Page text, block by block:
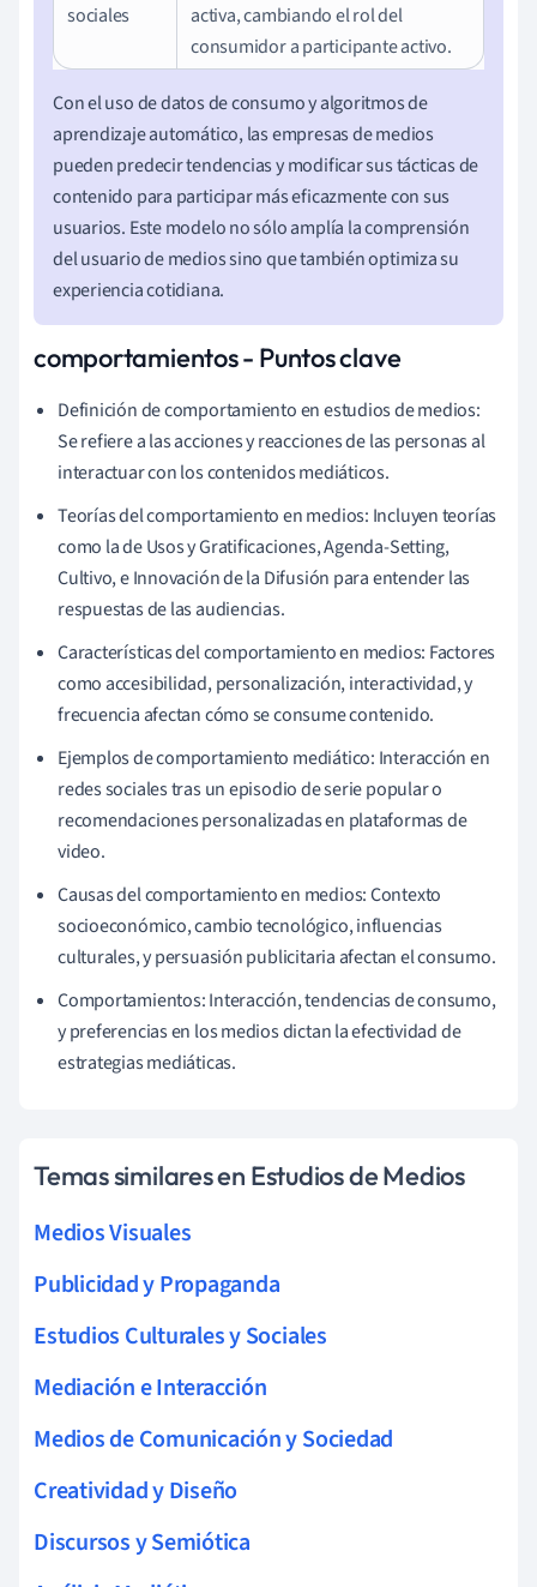
sociales
activa, cambiando el rol del
consumidor a participante activo.
Con el uso de datos de consumo y algoritmos de
aprendizaje automático, las empresas de medios
pueden predecir tendencias y modificar sus tácticas de
contenido para participar más eficazmente con sus
usuarios. Este modelo no sólo amplía la comprensión
del usuario de medios sino que también optimiza su
experiencia cotidiana.
comportamientos - Puntos clave
Definición de comportamiento en estudios de medios:
Se refiere a las acciones y reacciones de las personas al
interactuar con los contenidos mediáticos.
Teorías del comportamiento en medios: Incluyen teorías
como la de Usos y Gratificaciones, Agenda-Setting,
Cultivo, e Innovación de la Difusión para entender las
respuestas de las audiencias.
Características del comportamiento en medios: Factores
como accesibilidad, personalización, interactividad, y
frecuencia afectan cómo se consume contenido.
Ejemplos de comportamiento mediático: Interacción en
redes sociales tras un episodio de serie popular o
recomendaciones personalizadas en plataformas de
video.
Causas del comportamiento en medios: Contexto
socioeconómico, cambio tecnológico, influencias
culturales, y persuasión publicitaria afectan el consumo.
Comportamientos: Interacción, tendencias de consumo,
y preferencias en los medios dictan la efectividad de
estrategias mediáticas.
Temas similares en Estudios de Medios
Medios Visuales
Publicidad y Propaganda
Estudios Culturales y Sociales
Mediación e Interacción
Medios de Comunicación y Sociedad
Creatividad y Diseño
Discursos y Semiótica